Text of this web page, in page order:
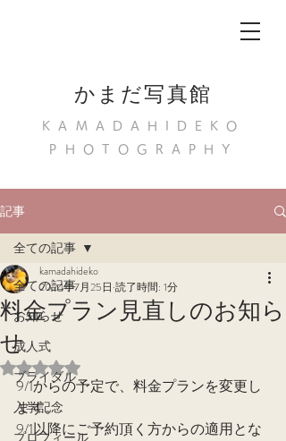
かまだ写真館
KAMADAHIDEKO
PHOTOGRAPHY
記事
全ての記事
お知らせ
成人式
ブライダル
入学記念
プロフィール
全ての記事
料金プラン見直しのお知ら
せ
kamadahideko
2024年7月25日 読了時間: 1分
5つ星のうちNaNと評価されています。
9/1からの予定で、料金プランを変更し
ます。
9/1以降にご予約頂く方からの適用とな